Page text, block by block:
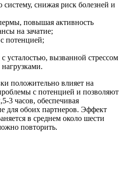
снижая риск болезней и
повышая активность
на зачатие;
потенцией;
усталостью, вызванной стрессом
положительно влияет на
с потенцией и позволяют
3 часов, обеспечивая
для обоих партнеров. Эффект
в среднем около шести
повторить.